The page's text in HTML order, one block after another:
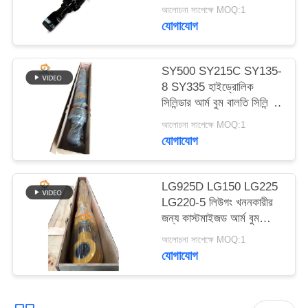
গোপনীয়তা
নীতি
EC480E EC750E এর
জন্য আর্ম বুম বকেট
আলোচনা সাপেক্ষে MOQ:1
যোগাযোগ
SY500 SY215C SY135-
8 SY335 হাইড্রোলিক
সিলিন্ডার আর্ম বুম বালতি সিলিন্ডার
খননকারীর উপর
আলোচনা সাপেক্ষে MOQ:1
যোগাযোগ
LG925D LG150 LG225
LG220-5 লিউগং খননকারীর
জন্য কাস্টমাইজড আর্ম বুম
বালতি হাইড্রোলিক সিলিন্ডার
আলোচনা সাপেক্ষে MOQ:1
যোগাযোগ